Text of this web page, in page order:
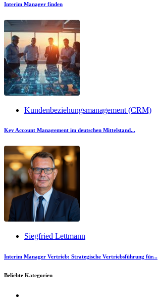
Interim Manager finden
Kundenbeziehungsmanagement (CRM)
Key Account Management im deutschen Mittelstand...
Siegfried Lettmann
Interim Manager Vertrieb: Strategische Vertriebsführung für...
Beliebte Kategorien